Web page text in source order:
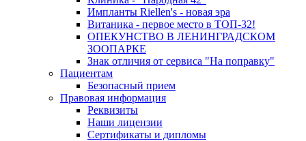
Импланты Riellen's - новая эра
Витаника - первое место в ТОП-32!
ОПЕКУНСТВО В ЛЕНИНГРАДСКОМ
ЗООПАРКЕ
Знак отличия от сервиса "На поправку"
Пациентам
Безопасный прием
Правовая информация
Реквизиты
Наши лицензии
Сертификаты и дипломы